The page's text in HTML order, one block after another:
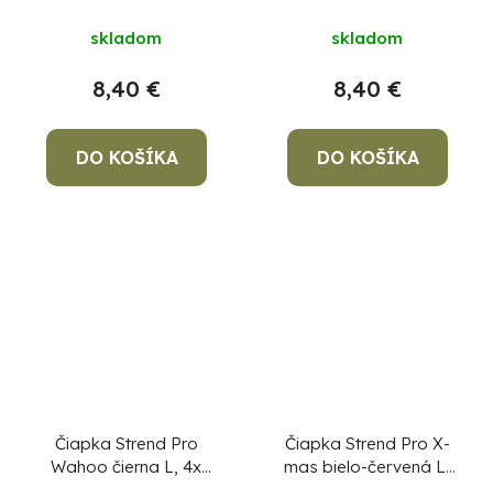
skladom
8,40 €
DO KOŠÍKA
skladom
8,40 €
DO KOŠÍKA
Čiapka Strend Pro
Wahoo čierna L, 4x
Čiapka Strend Pro X-
mas bielo-červená L,